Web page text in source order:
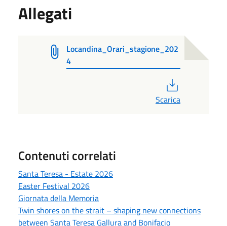
Allegati
Locandina_Orari_stagione_202
4
Scarica
Contenuti correlati
Santa Teresa - Estate 2026
Easter Festival 2026
Giornata della Memoria
Twin shores on the strait – shaping new connections
between Santa Teresa Gallura and Bonifacio